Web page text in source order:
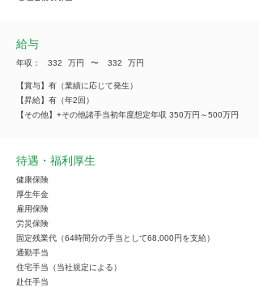
給与
年収： 332 万円 ​〜 332 万円
【賞与】有（業績に応じて発生）
【昇給】有（年2回）
【その他】+その他諸手当初年度想定年収 350万円～500万円
待遇・福利厚生
健康保険
厚生年金
雇用保険
労災保険
固定残業代（64時間分の手当として68,000円を支給）
通勤手当
住宅手当（当社規定による）
赴任手当